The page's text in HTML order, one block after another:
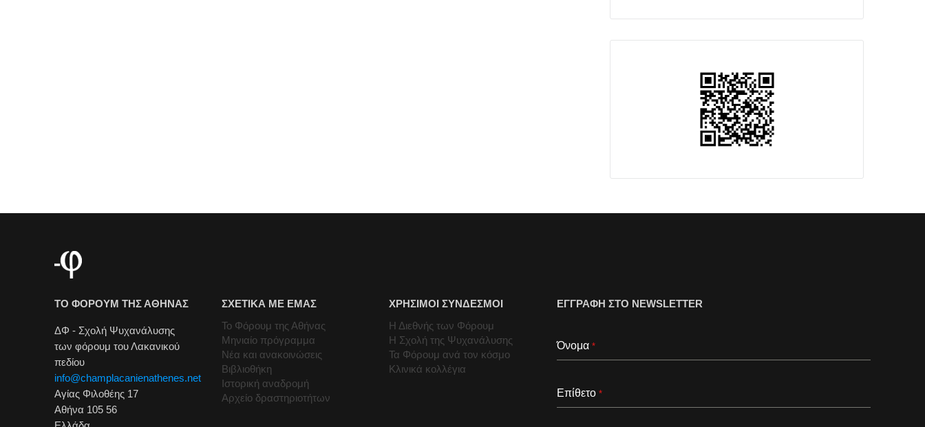
ΤΟ ΦΟΡΟΥΜ ΤΗΣ ΑΘΗΝΑΣ
ΔΦ - Σχολή Ψυχανάλυσης
των φόρουμ του Λακανικού
πεδίου
info@champlacanienathenes.net
Αγίας Φιλοθέης 17
Αθήνα 105 56
ΣΧΕΤΙΚΑ ΜΕ ΕΜΑΣ
Το Φόρουμ της Αθήνας
Μηνιαίο πρόγραμμα
Νέα και ανακοινώσεις
Βιβλιοθήκη
Ιστορική αναδρομή
Αρχείο δραστηριοτήτων
ΧΡΗΣΙΜΟΙ ΣΥΝΔΕΣΜΟΙ
Η Διεθνής των Φόρουμ
Η Σχολή της Ψυχανάλυσης
Τα Φόρουμ ανά τον κόσμο
Κλινικά κολλέγια
ΕΓΓΡΑΦΗ ΣΤΟ NEWSLETTER
Όνομα *
Επίθετο *